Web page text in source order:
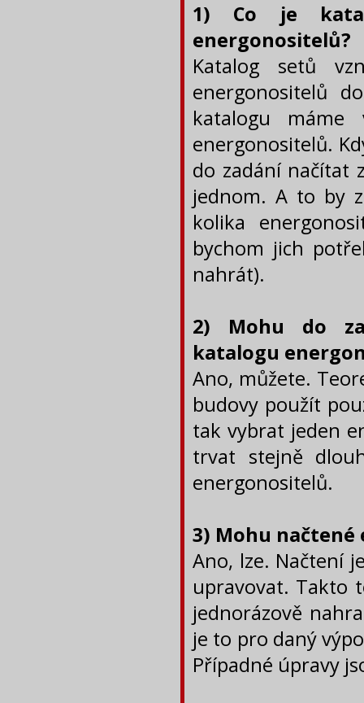
1) Co je
energonositelů?
Katalog setů
energonositelů
katalogu máme
energonositelů.
do zadání načítat
jednom. A to by
kolika
bychom jich
nahrát).
2) Mohu do
katalogu
Ano, můžete.
budovy použít
tak vybrat jeden
trvat stejně
energonositelů.
3) Mohu
Ano, lze. Načtení
upravovat. Takto
jednorázově
je to pro daný
Případné úpravy